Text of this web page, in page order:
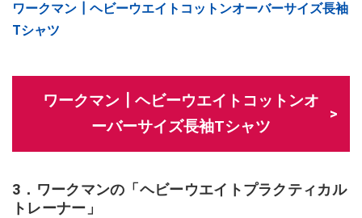
ワークマン┃ヘビーウエイトコットンオーバーサイズ長袖
Tシャツ
ワークマン┃ヘビーウエイトコットンオ
ーバーサイズ長袖Tシャツ
3．ワークマンの「ヘビーウエイトプラクティカル
トレーナー」